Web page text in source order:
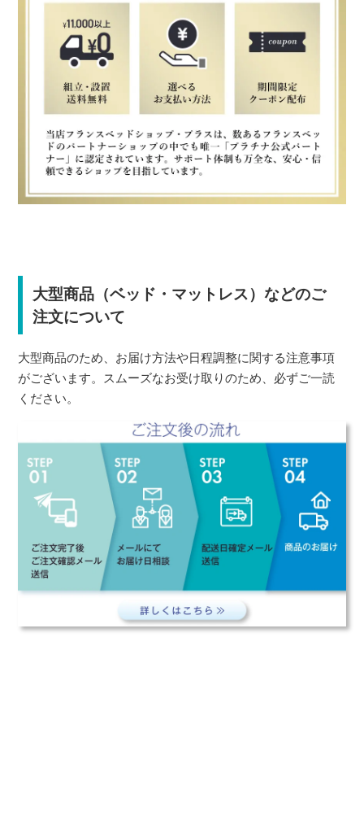
大型商品（ベッド・マットレス）などのご
注文について
大型商品のため、お届け方法や日程調整に関する注意事項
がございます。スムーズなお受け取りのため、必ずご一読
ください。